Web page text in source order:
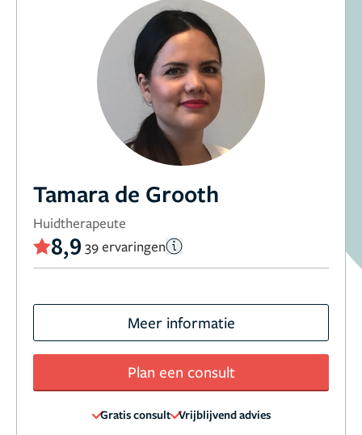
Tamara de Grooth
Huidtherapeute
8,9 39 ervaringen
Meer informatie
Plan een consult
Gratis consult Vrijblijvend advies